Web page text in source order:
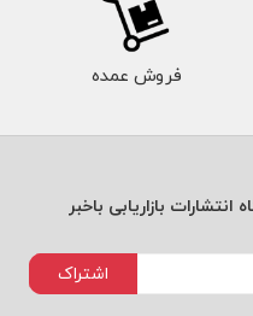
فروش عمده
بازاریابی باخبر
اشتراک